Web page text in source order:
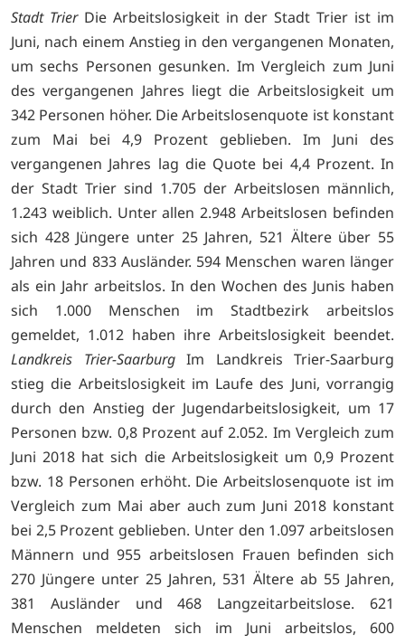
Stadt TrierDie Arbeitslosigkeit in der Stadt Trier ist im
Juni, nach einem Anstieg in den vergangenen Monaten,
um sechs Personen gesunken. Im Vergleich zum Juni
des vergangenen Jahres liegt die Arbeitslosigkeit um
342 Personen höher. Die Arbeitslosenquote ist konstant
zum Mai bei 4,9 Prozent geblieben. Im Juni des
vergangenen Jahres lag die Quote bei 4,4 Prozent. In
der Stadt Trier sind 1.705 der Arbeitslosen männlich,
1.243 weiblich. Unter allen 2.948 Arbeitslosen befinden
sich 428 Jüngere unter 25 Jahren, 521 Ältere über 55
Jahren und 833 Ausländer. 594 Menschen waren länger
als ein Jahr arbeitslos. In den Wochen des Junis haben
sich 1.000 Menschen im Stadtbezirk arbeitslos
gemeldet, 1.012 haben ihre Arbeitslosigkeit beendet.
Landkreis Trier-SaarburgIm Landkreis Trier-Saarburg
stieg die Arbeitslosigkeit im Laufe des Juni, vorrangig
durch den Anstieg der Jugendarbeitslosigkeit, um 17
Personen bzw. 0,8 Prozent auf 2.052. Im Vergleich zum
Juni 2018 hat sich die Arbeitslosigkeit um 0,9 Prozent
bzw. 18 Personen erhöht. Die Arbeitslosenquote ist im
Vergleich zum Mai aber auch zum Juni 2018 konstant
bei 2,5 Prozent geblieben. Unter den 1.097 arbeitslosen
Männern und 955 arbeitslosen Frauen befinden sich
270 Jüngere unter 25 Jahren, 531 Ältere ab 55 Jahren,
381 Ausländer und 468 Langzeitarbeitslose. 621
Menschen meldeten sich im Juni arbeitslos, 600